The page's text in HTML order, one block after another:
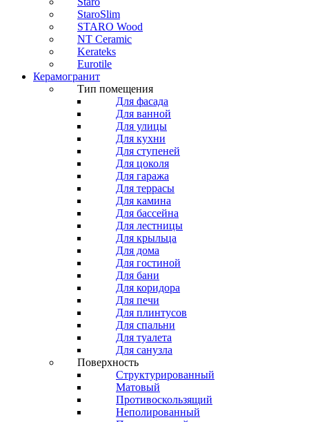
StaroSlim
STARO Wood
NT Ceramic
Kerateks
Eurotile
Керамогранит
Тип помещения
Для фасада
Для ванной
Для улицы
Для кухни
Для ступеней
Для цоколя
Для гаража
Для террасы
Для камина
Для бассейна
Для лестницы
Для крыльца
Для дома
Для гостиной
Для бани
Для коридора
Для печи
Для плинтусов
Для спальни
Для туалета
Для санузла
Поверхность
Структурированный
Матовый
Противоскользящий
Неполированный